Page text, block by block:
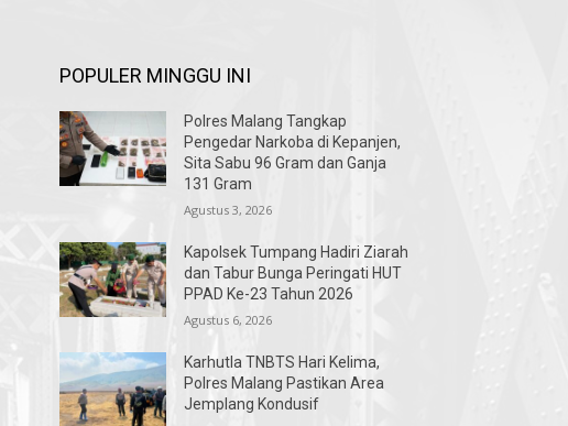
POPULER MINGGU INI
Polres Malang Tangkap
Pengedar Narkoba di Kepanjen,
Sita Sabu 96 Gram dan Ganja
131 Gram
Agustus 3, 2026
Kapolsek Tumpang Hadiri Ziarah
dan Tabur Bunga Peringati HUT
PPAD Ke-23 Tahun 2026
Agustus 6, 2026
Karhutla TNBTS Hari Kelima,
Polres Malang Pastikan Area
Jemplang Kondusif